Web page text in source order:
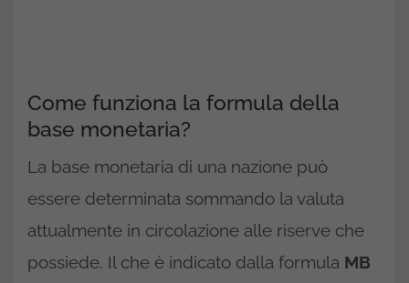
Come funziona la formula della
base monetaria?
La base monetaria di una nazione può
essere determinata sommando la valuta
attualmente in circolazione alle riserve che
possiede. Il che è indicato dalla formula MB